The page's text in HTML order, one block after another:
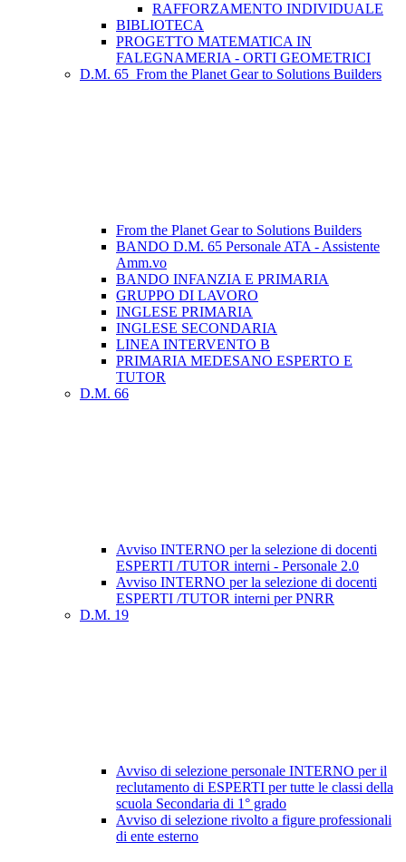
RAFFORZAMENTO INDIVIDUALE
BIBLIOTECA
PROGETTO MATEMATICA IN
FALEGNAMERIA - ORTI GEOMETRICI
D.M. 65_From the Planet Gear to Solutions Builders
From the Planet Gear to Solutions Builders
BANDO D.M. 65 Personale ATA - Assistente
Amm.vo
BANDO INFANZIA E PRIMARIA
GRUPPO DI LAVORO
INGLESE PRIMARIA
INGLESE SECONDARIA
LINEA INTERVENTO B
PRIMARIA MEDESANO ESPERTO E
TUTOR
D.M. 66
Avviso INTERNO per la selezione di docenti
ESPERTI /TUTOR interni - Personale 2.0
Avviso INTERNO per la selezione di docenti
ESPERTI /TUTOR interni per PNRR
D.M. 19
Avviso di selezione personale INTERNO per il
reclutamento di ESPERTI per tutte le classi della
scuola Secondaria di 1° grado
Avviso di selezione rivolto a figure professionali
di ente esterno